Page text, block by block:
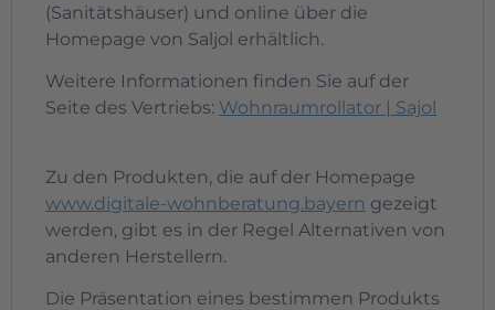
(Sanitätshäuser) und online über die
Homepage von Saljol erhältlich.
Weitere Informationen finden Sie auf der
Seite des Vertriebs: Wohnraumrollator | Sajol
Zu den Produkten, die auf der Homepage
www.digitale-wohnberatung.bayern gezeigt
werden, gibt es in der Regel Alternativen von
anderen Herstellern.
Die Präsentation eines bestimmen Produkts